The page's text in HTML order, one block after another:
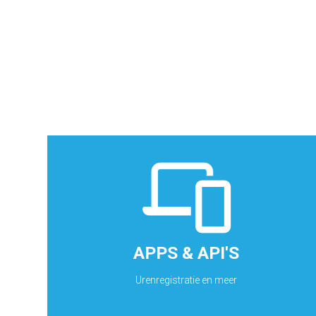
APPS & API'S
Urenregistratie en meer
APPS & API'S
• Uren registratie • Workflow activity • Business
Ontdek ActFact Mobile 2 Cloud APP